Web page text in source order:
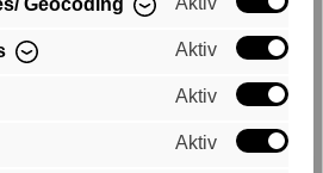
Geocoding
Aktiv
Aktiv
Aktiv